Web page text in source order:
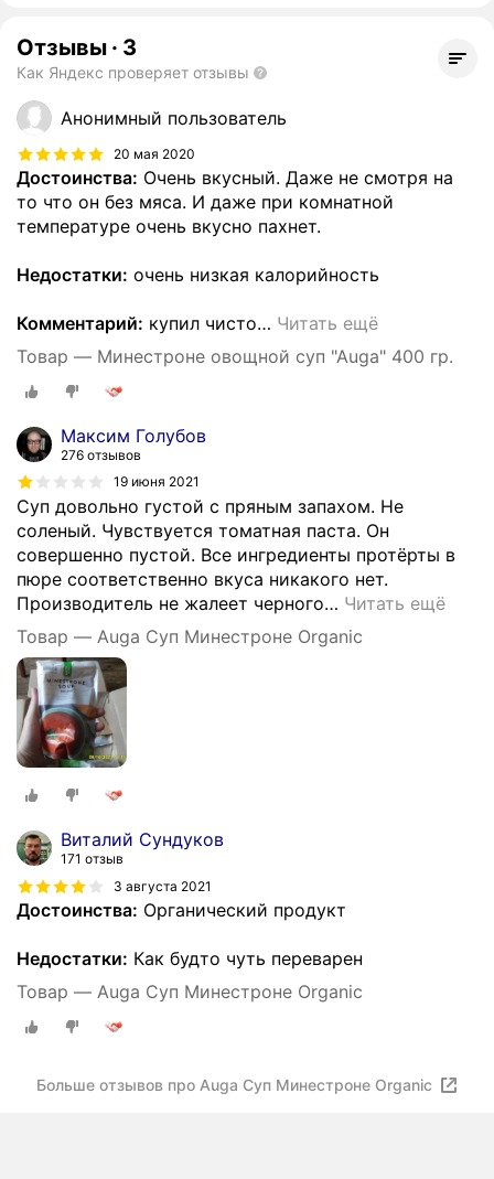
Отзывы · 3
Как Яндекс проверяет отзывы
Анонимный пользователь
20 мая 2020
Достоинства: Очень вкусный. Даже не смотря на
то что он без мяса. И даже при комнатной
температуре очень вкусно пахнет.
Недостатки: очень низкая калорийность
Комментарий: купил чисто… Читать ещё
Товар — Минестроне овощной суп "Auga" 400 гр.
Максим Голубов
276 отзывов
19 июня 2021
Суп довольно густой с пряным запахом. Не
соленый. Чувствуется томатная паста. Он
совершенно пустой. Все ингредиенты протёрты в
пюре соответственно вкуса никакого нет.
Производитель не жалеет черного… Читать ещё
Товар — Auga Суп Минестроне Organic
Виталий Сундуков
171 отзыв
3 августа 2021
Достоинства: Органический продукт
Недостатки: Как будто чуть переварен
Товар — Auga Суп Минестроне Organic
Больше отзывов про Auga Суп Минестроне Organic